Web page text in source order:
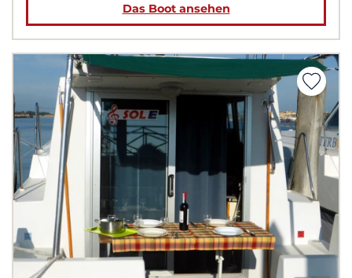
Das Boot ansehen